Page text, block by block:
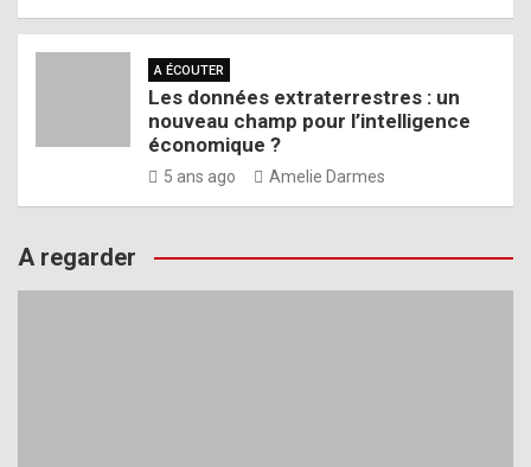
A ÉCOUTER
Les données extraterrestres : un
nouveau champ pour l’intelligence
économique ?
5 ans ago Amelie Darmes
A regarder